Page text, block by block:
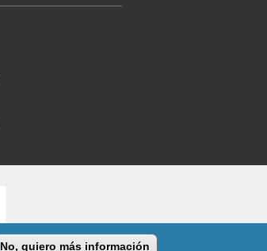
No, quiero más información